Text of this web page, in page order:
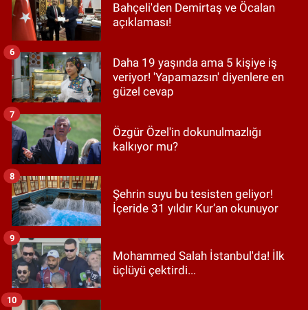
Bahçeli'den Demirtaş ve Öcalan
açıklaması!
Daha 19 yaşında ama 5 kişiye iş
veriyor! 'Yapamazsın' diyenlere en
güzel cevap
6
Özgür Özel'in dokunulmazlığı
kalkıyor mu?
7
Şehrin suyu bu tesisten geliyor!
İçeride 31 yıldır Kur’an okunuyor
8
Mohammed Salah İstanbul'da! İlk
üçlüyü çektirdi...
9
10